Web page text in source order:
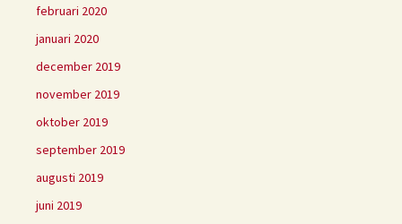
februari 2020
januari 2020
december 2019
november 2019
oktober 2019
september 2019
augusti 2019
juni 2019